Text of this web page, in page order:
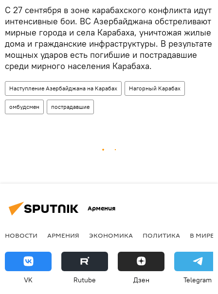
С 27 сентября в зоне карабахского конфликта идут
интенсивные бои. ВС Азербайджана обстреливают
мирные города и села Карабаха, уничтожая жилые
дома и гражданские инфраструктуры. В результате
мощных ударов есть погибшие и пострадавшие
среди мирного населения Карабаха.
Наступление Азербайджана на Карабах Нагорный Карабах
омбудсмен пострадавшие
Армения
НОВОСТИ АРМЕНИЯ ЭКОНОМИКА ПОЛИТИКА В МИРЕ
VK Rutube Дзен Telegram